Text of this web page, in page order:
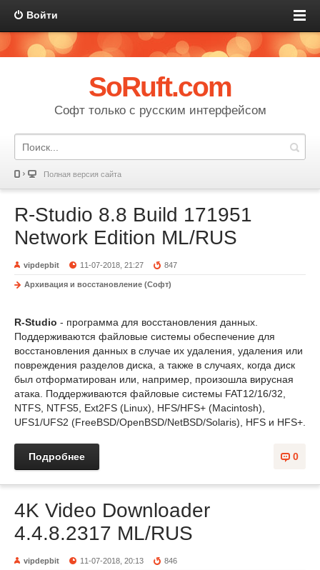
Войти
SoRuft.com
Софт только с русским интерфейсом
Полная версия сайта
R-Studio 8.8 Build 171951
Network Edition ML/RUS
vipdepbit 11-07-2018, 21:27 847
Архивация и восстановление (Софт)
R-Studio - программа для восстановления данных.
Поддерживаются файловые системы обеспечение для
восстановления данных в случае их удаления, удаления или
повреждения разделов диска, а также в случаях, когда диск
был отформатирован или, например, произошла вирусная
атака. Поддерживаются файловые системы FAT12/16/32,
NTFS, NTFS5, Ext2FS (Linux), HFS/HFS+ (Macintosh),
UFS1/UFS2 (FreeBSD/OpenBSD/NetBSD/Solaris), HFS и HFS+.
0
Подробнее
4K Video Downloader
4.4.8.2317 ML/RUS
vipdepbit 11-07-2018, 20:13 846